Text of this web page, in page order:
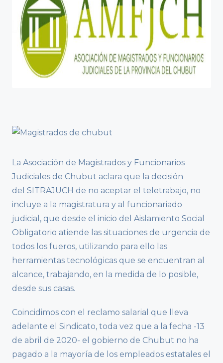
La Asociación de Magistrados y Funcionarios
Judiciales de Chubut aclara que la decisión
del SITRAJUCH de no aceptar el teletrabajo, no
incluye a la magistratura y al funcionariado
judicial, que desde el inicio del Aislamiento Social
Obligatorio atiende las situaciones de urgencia de
todos los fueros, utilizando para ello las
herramientas tecnológicas que se encuentran al
alcance, trabajando, en la medida de lo posible,
desde sus casas.
Coincidimos con el reclamo salarial que lleva
adelante el Sindicato, toda vez que a la fecha -13
de abril de 2020- el gobierno de Chubut no ha
pagado a la mayoría de los empleados estatales el